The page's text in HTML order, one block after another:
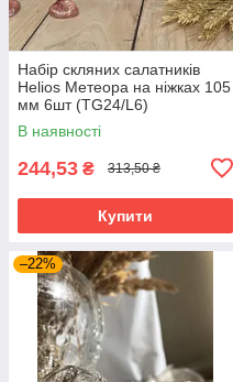
Набір скляних салатників
Helios Метеора на ніжках 105
мм 6шт (TG24/L6)
В наявності
244,53 ₴ 313,50 ₴
Купити
–22%